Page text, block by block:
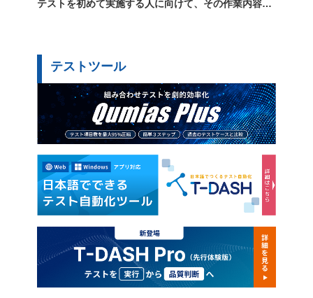
テストを初めて実施する人に向けて、その作業内容や
テストツール